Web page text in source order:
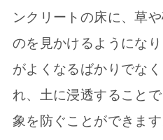
ンクリートの床に、草
のを見かけるようにな
がよくなるばかりでな
れ、土に浸透すること
象を防ぐことができます